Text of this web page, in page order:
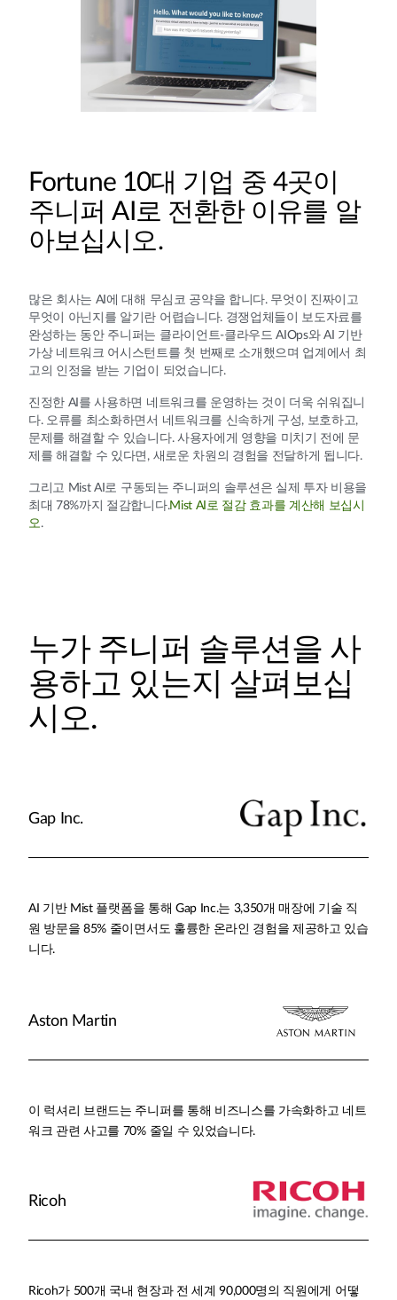
Fortune 10대 기업 중 4곳이
주니퍼 AI로 전환한 이유를 알
아보십시오.
많은 회사는 AI에 대해 무심코 공약을 합니다. 무엇이 진짜이고
무엇이 아닌지를 알기란 어렵습니다. 경쟁업체들이 보도자료를
완성하는 동안 주니퍼는 클라이언트-클라우드 AIOps와 AI 기반
가상 네트워크 어시스턴트를 첫 번째로 소개했으며 업계에서 최
고의 인정을 받는 기업이 되었습니다.
진정한 AI를 사용하면 네트워크를 운영하는 것이 더욱 쉬워집니
다. 오류를 최소화하면서 네트워크를 신속하게 구성, 보호하고,
문제를 해결할 수 있습니다. 사용자에게 영향을 미치기 전에 문
제를 해결할 수 있다면, 새로운 차원의 경험을 전달하게 됩니다.
그리고 Mist AI로 구동되는 주니퍼의 솔루션은 실제 투자 비용을
최대 78%까지 절감합니다.Mist AI로 절감 효과를 계산해 보십시
오.
누가 주니퍼 솔루션을 사
용하고 있는지 살펴보십
시오.
Gap Inc.
AI 기반 Mist 플랫폼을 통해 Gap Inc.는 3,350개 매장에 기술 직
원 방문을 85% 줄이면서도 훌륭한 온라인 경험을 제공하고 있습
니다.
Aston Martin
이 럭셔리 브랜드는 주니퍼를 통해 비즈니스를 가속화하고 네트
워크 관련 사고를 70% 줄일 수 있었습니다.
Ricoh
Ricoh가 500개 국내 현장과 전 세계 90,000명의 직원에게 어떻